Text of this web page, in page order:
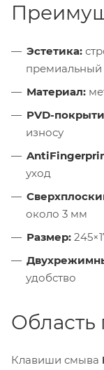
Эстетика:
Материал:
PVD-
износу
уход
около 3 мм
Размер:
удобство
Клавиши смыва